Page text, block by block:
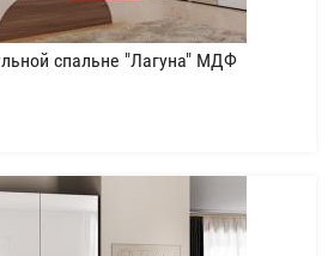
спальне "Лагуна" МДФ